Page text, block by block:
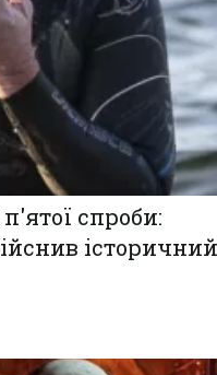
спроби:
історичний